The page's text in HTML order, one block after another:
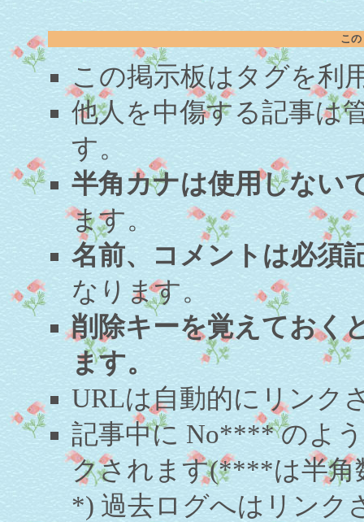
こ
この掲示板はタグを利
他人を中傷する記事は
す。
半角カナは使用しない
ます。
名前、コメントは必須
なります。
削除キーを覚えておく
ます。
URLは自動的にリンク
記事中に No**** のよ
クされます(****は半角
*) 過去ログへはリンク